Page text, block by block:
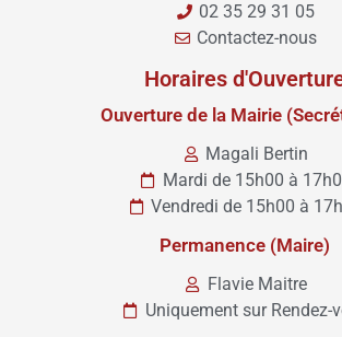
02 35 29 31 05
Contactez-nous
Horaires
Ouverture de la Mairie
Magali Bertin
Mardi de 15h00 à
Vendredi de 15h00 à
Permanence (Maire)
Flavie Maitre
Uniquement sur Rendez-